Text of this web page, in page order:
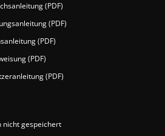
(PDF)
(PDF)
(PDF)
(PDF)
(PDF)
nicht gespeichert